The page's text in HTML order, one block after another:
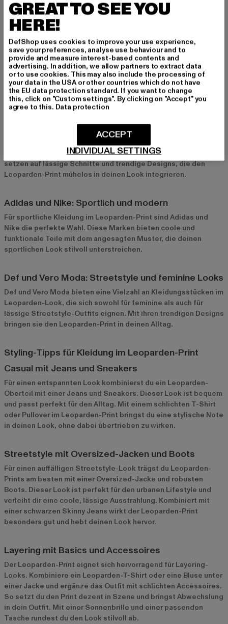
Der Leoparden-Print passt perfekt zum Streetstyle und zu
lässigen Freizeit-Looks. Er verleiht deinem Outfit eine coole
und urbane Note, ohne dabei zu aufdringlich zu wirken. Ob bei
einem Treffen mit Freunden oder einem Stadtbummel –
Leopardenmuster geben deinem Look einen Hauch von
Extravaganz und bleiben dabei dennoch lässig und
alltagstauglich.
Top-Marken für Leoparden-Print-Kleidung bei Def-
Shop
Urban Classics und Only: Trendige Basics
Only
bieten stylische Basics im Leoparden-
Look, die sich perfekt für den Alltag eignen. Diese Marken
setzen auf lässige Schnitte und trendige Designs, die den
Leoparden-Print mühelos in deinen Look integrieren.
Adidas und Nike: Sportlich und modern
Für sportliche Kleidung im Leoparden-Print sind Adidas und
Nike die perfekte Wahl. Diese Marken bieten coole und
funktionale Teile mit dem angesagten Muster, die deinen
sportlichen Look stilvoll unterstreichen.
Def und Vero Moda: Streetstyle und feminine Looks
Def und Vero Moda bieten eine Vielzahl an Kleidungsstücken im
Leoparden-Look, die sich sowohl für feminine als auch für
lässige Streetstyle-Outfits eignen. Mit ihren trendigen Designs
bringen sie den Leoparden-Print in deinen Alltag.
Styling-Tipps für Kleidung im Leoparden-Print
Casual mit Jeans und Sneakers
Für einen entspannten Look kombinierst du ein Leoparden-
Oberteil mit einer Jeans und Sneakers. Dieser Look ist bequem
und passt perfekt für den Alltag. Mit einem schlichten T-Shirt
oder Pullover im Leoparden-Print bringst du eine stylische Note
in deinen Look, ohne dabei übertrieben zu wirken.
Streetstyle mit Oversized-Jacken und Boots
Für einen auffälligen Streetstyle-Look trägst du Leoparden-
Prints am besten mit einer Oversized-Jacke und robusten
Boots. Dieser Look ist perfekt für den urbanen Lifestyle und
verleiht dir eine coole, lässige Ausstrahlung. Kombiniert mit
einer schwarzen Skinny Jeans wirkt der Leoparden-Print
besonders gut und hebt deinen Look hervor.
Layering mit Basics und Accessoires
Der Leoparden-Print eignet sich hervorragend für Layering-
Looks. Kombiniere ein Leoparden-T-Shirt oder eine Bluse unter
einer Jacke und ergänze das Outfit mit schlichten Accessoires.
So setzt du den Print dezent in Szene und bringst Abwechslung
in dein Outfit. Mit einer Sonnenbrille und einer passenden
Tasche rundest du den Look stilvoll ab.
GREAT TO SEE YOU
HERE!
DefShop uses cookies to improve your use experience,
save your preferences, analyse use behaviour and to
provide and measure interest-based contents and
advertising. In addition, we allow partners to extract data
or to use cookies. This may also include the processing of
your data in the USA or other countries which do not have
the EU data protection standard. If you want to change
this, click on "Custom settings". By clicking on "Accept" you
agree to this. Data protection
INDIVIDUAL SETTINGS
ACCEPT